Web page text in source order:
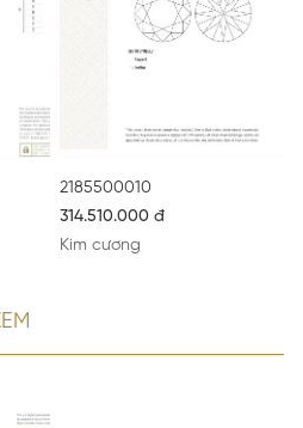
2185500010
314.510.000 đ
Kim cương